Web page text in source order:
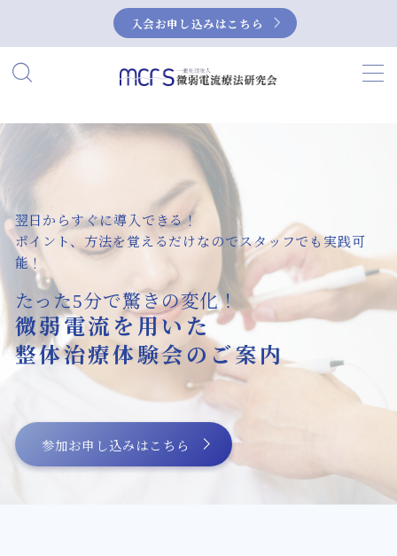
入会お申し込みはこちら
MENU
当研究会について
私たちの活動
微弱電流とは？
微弱電流の活用事例
症例集
NEUBOX（ニューボックス）によるぎっく
り腰の治療
膝の痛みに対して確かな改善方法を提供する
微弱電流治療機器によるバネ指治療の新たな
翌日からすぐに導入できる！
ポイント、方法を覚えるだけなのでスタッフでも実践可
能！
たった5分で驚きの変化！
微弱電流を用いた
整体治療体験会のご案内
参加お申し込みはこちら